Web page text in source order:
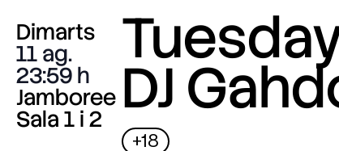
Dimarts
11 ag.
23:59
Jamboree
Sala 1 i 2 DJ
+18